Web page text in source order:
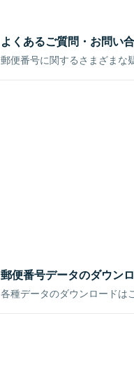
よくあるご質問・お問い
郵便番号に関するさまざまな
郵便番号データのダウン
各種データのダウンロードは